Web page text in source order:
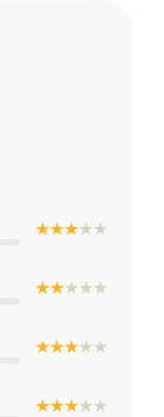
★ ★ ★★★
★ ★★★★
★ ★ ★★★
★ ★ ★★★